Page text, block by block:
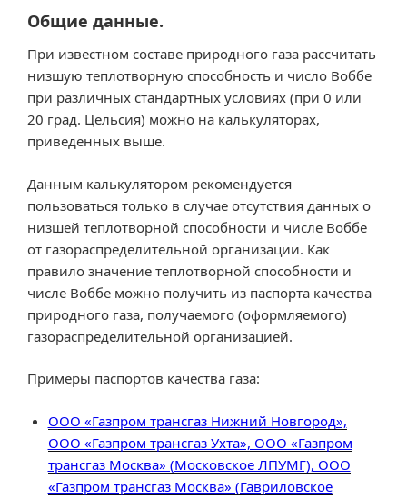
Общие данные.
При известном составе природного газа рассчитать
низшую теплотворную способность и число Воббе
при различных стандартных условиях (при 0 или
20 град. Цельсия) можно на калькуляторах,
приведенных выше.
Данным калькулятором рекомендуется
пользоваться только в случае отсутствия данных о
низшей теплотворной способности и числе Воббе
от газораспределительной организации. Как
правило значение теплотворной способности и
числе Воббе можно получить из паспорта качества
природного газа, получаемого (оформляемого)
газораспределительной организацией.
Примеры паспортов качества газа:
ООО «Газпром трансгаз Нижний Новгород»,
ООО «Газпром трансгаз Ухта», ООО «Газпром
трансгаз Москва» (Московское ЛПУМГ), ООО
«Газпром трансгаз Москва» (Гавриловское